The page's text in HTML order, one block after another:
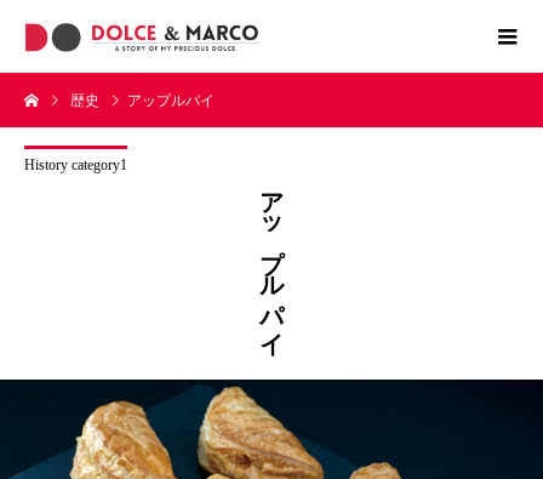
歴史 アップルパイ
History category1
アップルパイ